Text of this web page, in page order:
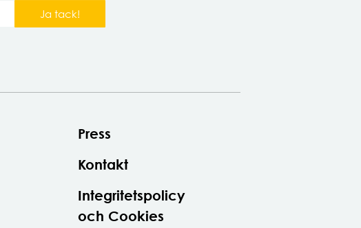
Ja tack!
Press
Kontakt
Integritetspolicy
och Cookies